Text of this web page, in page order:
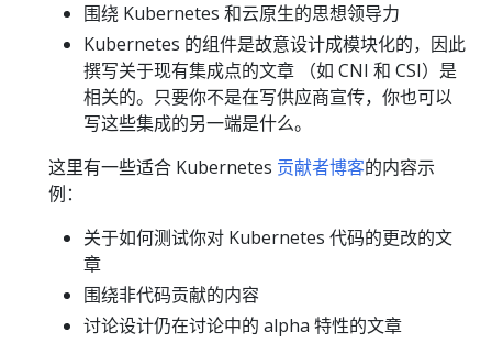
围绕 Kubernetes 和云原生的思想领导力
Kubernetes 的组件是故意设计成模块化的，因此
撰写关于现有集成点的文章 （如 CNI 和 CSI）是
相关的。只要你不是在写供应商宣传，你也可以
写这些集成的另一端是什么。
这里有一些适合 Kubernetes 贡献者博客的内容示
例：
关于如何测试你对 Kubernetes 代码的更改的文
章
围绕非代码贡献的内容
讨论设计仍在讨论中的 alpha 特性的文章